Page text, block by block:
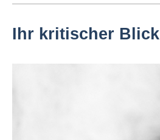
Seminare
Ihr kritischer Blick